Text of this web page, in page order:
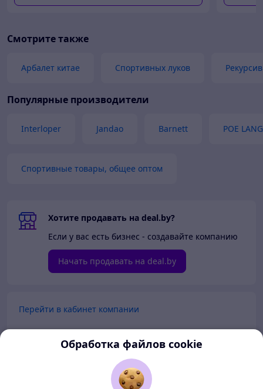
Смотрите также
Арбалет китае Спортивных луков
Популярные производители
Interloper Jandao Barnett POE LANG
Спортивные товары, общее оптом
Хотите продавать на deal.by?
Если у вас есть бизнес - создавайте компанию
Начать продавать на deal.by
Перейти в кабинет компании
Перейти в личный кабинет
Обработка файлов cookie